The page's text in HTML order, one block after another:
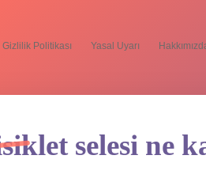
Gizlilik Politikası Yasal Uyarı
selesi ne